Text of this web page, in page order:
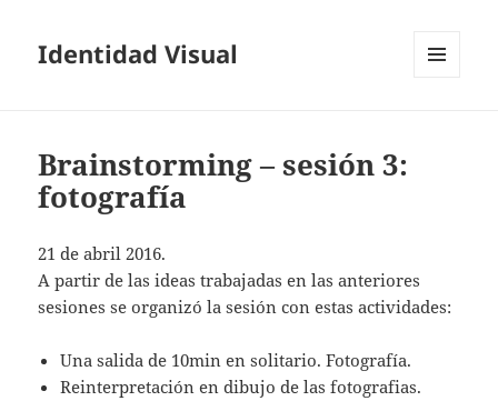
Identidad Visual
Brainstorming – sesión 3:
fotografía
21 de abril 2016.
A partir de las ideas trabajadas en las anteriores
sesiones se organizó la sesión con estas actividades:
Una salida de 10min en solitario. Fotografía.
Reinterpretación en dibujo de las fotografias.